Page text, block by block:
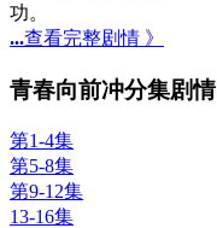
功。
...查看完整剧情 》
青春向前冲分集剧情
第1-4集
第5-8集
第9-12集
13-16集